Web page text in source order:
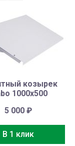
козырек
1000х500
5 000₽
В 1 клик